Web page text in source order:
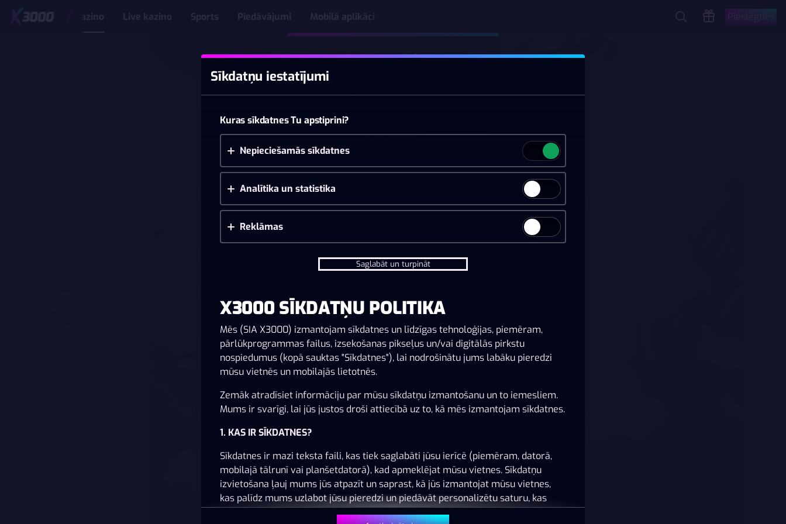
Kazino Live kazino Sports Piedāvājumi Mobilā aplikācija Pieslēgties
Šai spēlei nav pieejama demo versija. Lūdzu,
pieslēdzies, lai spēlētu ar īstu naudu.
Pieslēgties
Vai pieņemt sīkdatnes?
Šī vietne izmanto 3 dažādu veidu sīkdatnes:
obligāti nepieciešamās, analītikas un
Apstiprināt visu
Iestatījumi un informācija
Sīkdatņu iestatījumi
Kuras sīkdatnes Tu apstiprini?
Nepieciešamās sīkdatnes
Analītika un statistika
Reklāmas
Saglabāt un turpināt
X3000 SĪKDATŅU POLITIKA
Mēs (SIA X3000) izmantojam sīkdatnes un līdzīgas tehnoloģijas, piemēram,
pārlūkprogrammas failus, izsekošanas pikseļus un/vai digitālās pirkstu
nospiedumus (kopā sauktas "Sīkdatnes"), lai nodrošinātu jums labāku pieredzi
mūsu vietnēs un mobilajās lietotnēs.
Zemāk atradīsiet informāciju par mūsu sīkdatņu izmantošanu un to iemesliem.
Mums ir svarīgi, lai jūs justos droši attiecībā uz to, kā mēs izmantojam sīkdatnes.
1. KAS IR SĪKDATNES?
Sīkdatnes ir mazi teksta faili, kas tiek saglabāti jūsu ierīcē (piemēram, datorā,
mobilajā tālrunī vai planšetdatorā), kad apmeklējat mūsu vietnes. Sīkdatņu
izvietošana ļauj mums jūs atpazīt un saprast, kā jūs izmantojat mūsu vietnes,
kas palīdz mums uzlabot jūsu pieredzi un piedāvāt personalizētu saturu, kas
pielāgots jūsu vēlmēm.